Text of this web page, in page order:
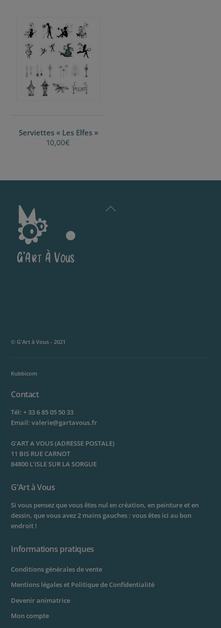
Serviettes « Les Elfes »
10,00€
Back
© G'Art à Vous - 2021
Kubbicom
Contact
Tél:+ 33 6 85 05 50 33
Email: valerie@gartavous.fr
G’ART A VOUS (ADRESSE POSTALE)
11 BIS RUE CARNOT
84800 L’ISLE SUR LA SORGUE
G’Art à Vous
Si vous pensez que vous êtes nul en création, en peinture et en
dessin, que vous avez 2 mains gauches : vous êtes ici au bon
endroit !
Informations pratiques
Conditions générales de vente
Mentions légales et Politique de Confidentialité
Devenir animatrice
Mon compte